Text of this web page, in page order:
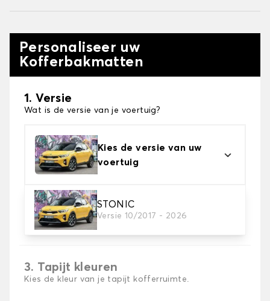
Personaliseer uw
Kofferbakmatten
1. Versie
Wat is de versie van je voertuig?
Kies de versie van uw
voertuig
STONIC
Versie 10/2017 - 2026
2. Materiaal
Kies het materiaal van uw kofferbakmat
3. Tapijt kleuren
Kies de kleur van je tapijt kofferruimte.